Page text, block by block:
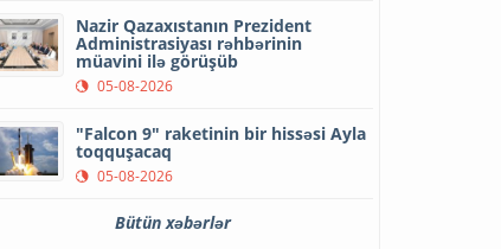
Nazir Qazaxıstanın Prezident
Administrasiyası rəhbərinin
müavini ilə görüşüb
05-08-2026
"Falcon 9" raketinin bir hissəsi Ayla
toqquşacaq
05-08-2026
Bütün xəbərlər